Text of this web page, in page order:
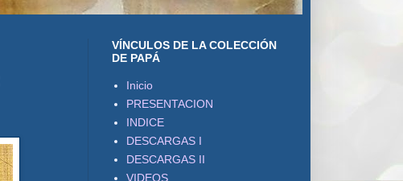
VÍNCULOS DE LA COLECCIÓN
DE PAPÁ
Inicio
PRESENTACION
INDICE
DESCARGAS I
DESCARGAS II
VIDEOS